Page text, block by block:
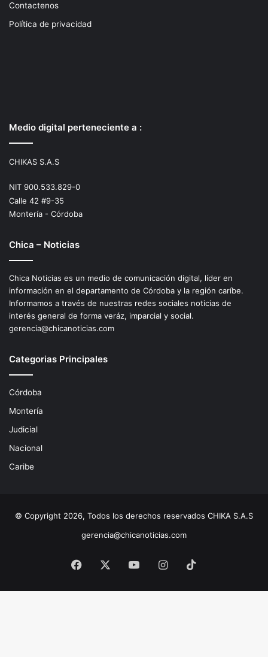
Contactenos
Política de privacidad
Medio digital perteneciente a :
CHIKAS S.A.S
NIT 900.533.829-0
Calle 42 #9-35
Montería - Córdoba
Chica – Noticias
Chica Noticias es un medio de comunicación digital, líder en
información en el departamento de Córdoba y la región caríbe.
Informamos a través de nuestras redes sociales noticias de
interés general de forma veráz, imparcial y social.
gerencia@chicanoticias.com
Categorias Principales
Córdoba
Montería
Judicial
Nacional
Caribe
© Copyright 2026, Todos los derechos reservados CHIKA S.A.S
gerencia@chicanoticias.com
Facebook YouTubeInstagram